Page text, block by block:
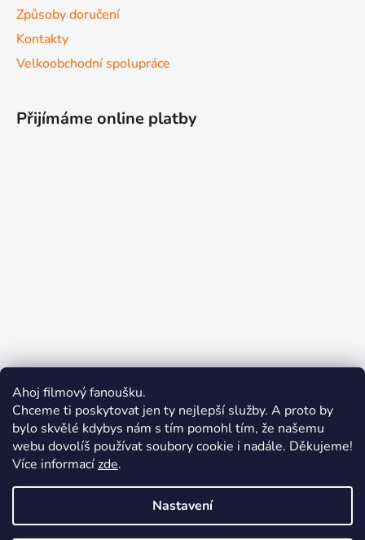
Ahoj filmový fanoušku.
Chceme ti poskytovat jen ty nejlepší služby. A proto by
bylo skvělé kdybys nám s tím pomohl tím, že našemu
webu dovolíš používat soubory cookie i nadále. Děkujeme!
Více informacízde.
Nastavení
Způsoby doručení
Kontakty
Velkoobchodní spolupráce
Přijímáme online platby
Merchion | Pořiďte si vlastní merch
Midnight Gear | Ride the night, wear the soul